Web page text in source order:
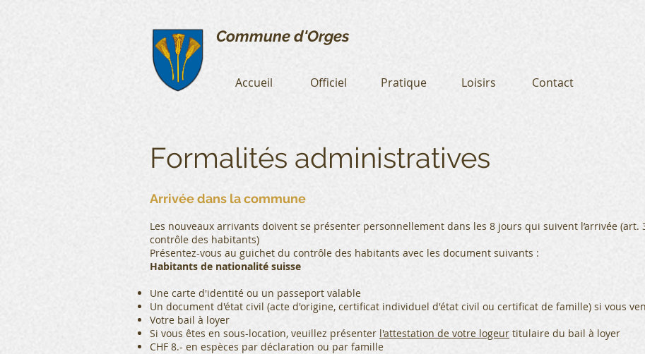
Commune d'Orges
Accueil Officiel Pratique Loisirs Contact
Formalités administratives
Arrivée dans la commune
Les nouveaux arrivants doivent se présenter personnellement dans les 8 jours qui suivent l’arrivée (art.
contrôle des habitants)
Présentez-vous au guichet du contrôle des habitants avec les document suivants :
Habitants de nationalité suisse
Une carte d'identité ou un passeport valable
Un document d'état civil (acte d'origine, certificat individuel d'état civil ou certificat de famille) si vous
Votre bail à loyer
Si vous êtes en sous-location, veuillez présenter l'attestation de votre logeur titulaire du bail à loyer
CHF 8.- en espèces par déclaration ou par famille